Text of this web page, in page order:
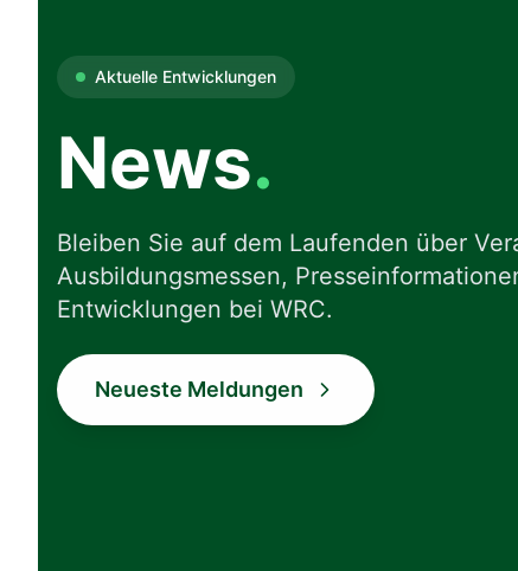
Aktuelle Entwicklungen
News.
Bleiben Sie auf dem Laufenden über
Ausbildungsmessen,
Entwicklungen bei WRC.
Neueste Meldungen